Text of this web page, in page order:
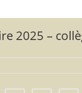
2025 –